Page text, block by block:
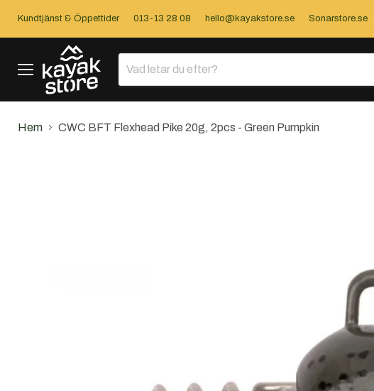
Kundtjänst & Öppettider 013-13 28 08 hello@kayakstore.se Sonarstore.se
Meny
Hem CWC BFT Flexhead Pike 20g, 2pcs - Green Pumpkin